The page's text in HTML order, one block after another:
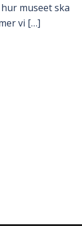
museet ska
vi […]